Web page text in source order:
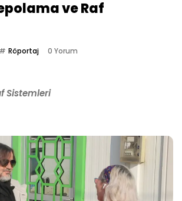
ve Raf
Röportaj 0 Yorum
Sistemleri